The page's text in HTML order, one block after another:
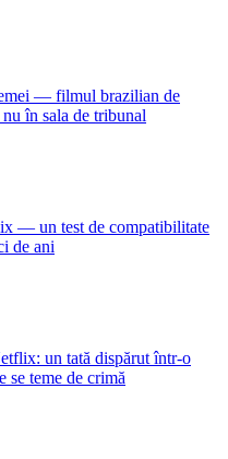
— filmul brazilian de
în sala de tribunal
— un test de compatibilitate
de ani
un tată dispărut într-o
se teme de crimă